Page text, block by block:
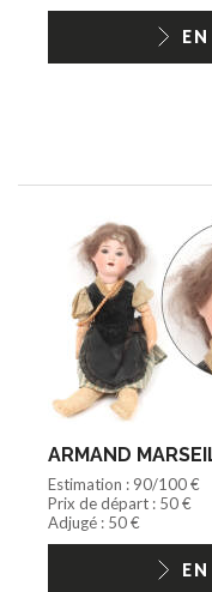
ARMAND
Estimation : 90/100 €
Prix de départ : 50 €
Adjugé : 50 €